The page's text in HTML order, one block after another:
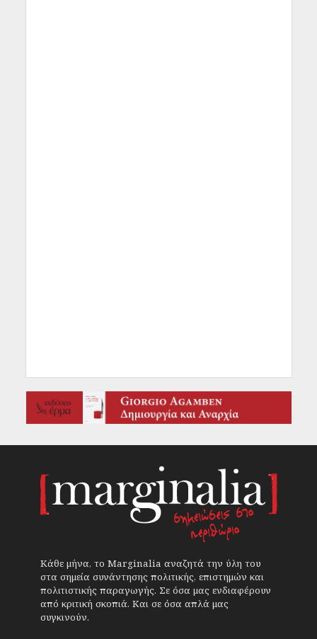
Κάθε μήνα, το Marginalia αναζητά την ύλη του
στα σημεία συνάντησης πολιτικής, επιστημών και
πολιτιστικής παραγωγής. Σε όσα μας ενδιαφέρουν
από κριτική σκοπιά. Και σε όσα απλά μας
συγκινούν.